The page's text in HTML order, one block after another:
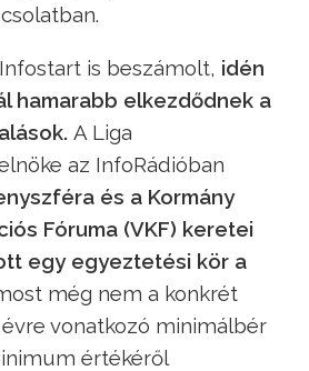
is beszámolt, idén
hamarabb elkezdődnek a
A Liga
az InfoRádióban
és a Kormány
Fóruma (VKF) keretei
egy egyeztetési kör a
még nem a konkrét
vonatkozó minimálbér
értékéről